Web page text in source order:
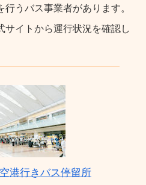
うバス事業者があります。
サイトから運行状況を確認し
港行きバス停留所